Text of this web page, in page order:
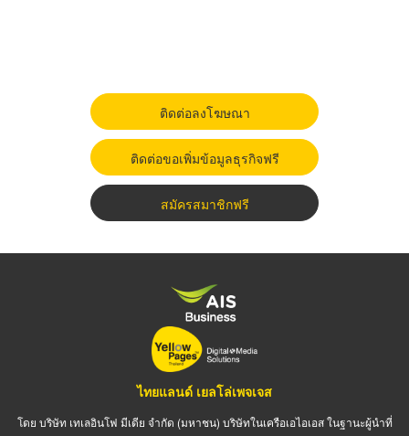
ติดต่อลงโฆษณา
ติดต่อขอเพิ่มข้อมูลธุรกิจฟรี
สมัครสมาชิกฟรี
ไทยแลนด์ เยลโล่เพจเจส
โดย บริษัท เทเลอินโฟ มีเดีย จำกัด (มหาชน) บริษัทในเครือเอไอเอส ในฐานะผู้นำที่